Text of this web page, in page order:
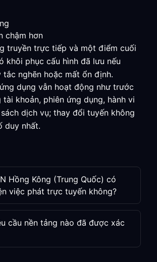
chậm hơn
truyền trực tiếp và một điểm cuối
khôi phục cấu hình đã lưu nếu
tắc nghẽn hoặc mất ổn định.
dụng vẫn hoạt động như trước
tài khoản, phiên ứng dụng, hành vi
dịch vụ; thay đổi tuyến không
duy nhất.
Hồng Kông (Trung Quốc) có
việc phát trực tuyến không?
cầu nền tảng nào đã được xác